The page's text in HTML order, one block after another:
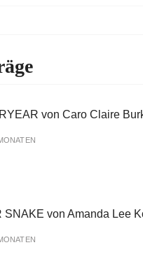
von Caro Claire
SNAKE von Amanda Lee